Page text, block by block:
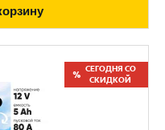
СЕГОДНЯ СО
СКИДКОЙ